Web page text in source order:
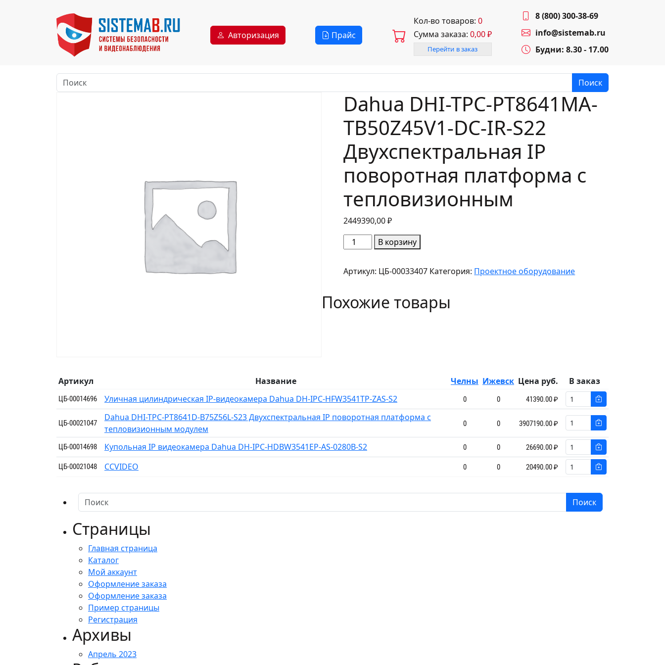
Авторизация Прайс
Кол-во товаров: 0
Сумма заказа: 0,00₽
Перейти в заказ
8 (800) 300-38-69
info@sistemab.ru
Будни: 8.30 - 17.00
Поиск
Dahua DHI-TPC-PT8641MA-
TB50Z45V1-DC-IR-S22
Двухспектральная IP
поворотная платформа с
тепловизионным
2449390,00₽
Количество
товара
DHI-
PT8641MA-
TB50Z45V1-
платформа
с
тепловизионным
В корзину
Артикул: ЦБ-00033407 Категория: Проектное оборудование
Похожие товары
Артикул Название Челны Ижевск Цена руб. В заказ
ЦБ-00014696 Уличная цилиндрическая IP-видеокамера Dahua DH-IPC-HFW3541TP-ZAS-S2 0 0 41390.00 ₽
ЦБ-00021047
Dahua DHI-TPC-PT8641D-B75Z56L-S23 Двухспектральная IP поворотная платформа с
тепловизионным модулем
0 0 3907190.00 ₽
ЦБ-00014698 Купольная IP видеокамера Dahua DH-IPC-HDBW3541EP-AS-0280B-S2 0 0 26690.00 ₽
ЦБ-00021048 CCVIDEO 0 0 20490.00 ₽
Поиск
Страницы
Главная страница
Каталог
Мой аккаунт
Оформление заказа
Оформление заказа
Пример страницы
Регистрация
Архивы
Апрель 2023